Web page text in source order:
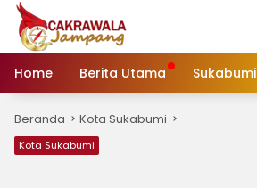
Langsung
konten
Home
Berita Utama Sukabumi
Beranda Kota Sukabumi
Kota Sukabumi